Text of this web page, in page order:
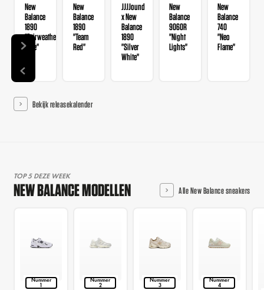
New
Balance
1890
"Fairweather
Blue"
New
Balance
1890
"Team
Red"
JJJJound
x New
Balance
1890
"Silver
White"
New
Balance
9060R
"Night
Lights"
New
Balance
740
"Neo
Flame"
Bekijk releasekalender
TOP 5 DEZE WEEK
NEW BALANCE MODELLEN Alle New Balance sneakers
Nummer
1
Nummer
2
Nummer
3
Nummer
4